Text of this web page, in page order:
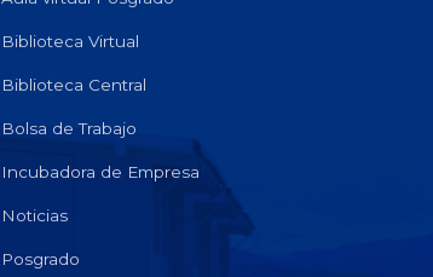
Biblioteca Virtual
Biblioteca Central
Bolsa de Trabajo
Incubadora de Empresa
Noticias
Posgrado